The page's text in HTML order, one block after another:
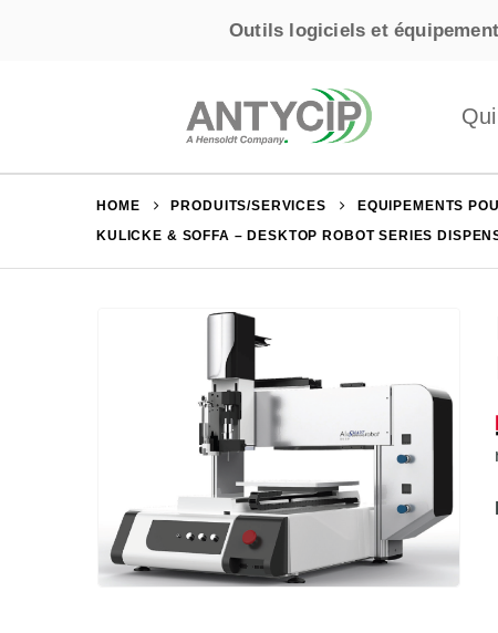
Outils logiciels et
HOME PRODUITS/SERVICES EQUIPEMENTS
KULICKE & SOFFA – DESKTOP ROBOT SERIES